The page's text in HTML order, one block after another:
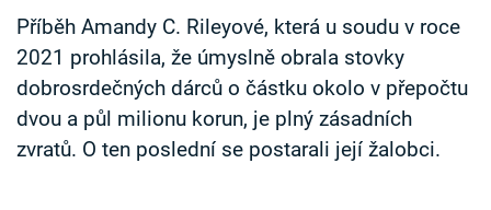
Příběh Amandy C. Rileyové, která u soudu v roce
2021 prohlásila, že úmyslně obrala stovky
dobrosrdečných dárců o částku okolo v přepočtu
dvou a půl milionu korun, je plný zásadních
zvratů. O ten poslední se postarali její žalobci.